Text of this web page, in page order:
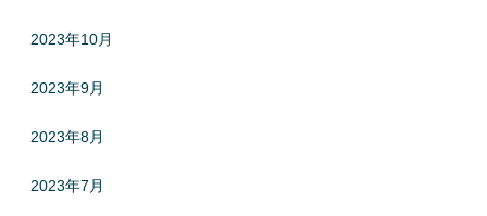
2023年10月
2023年9月
2023年8月
2023年7月